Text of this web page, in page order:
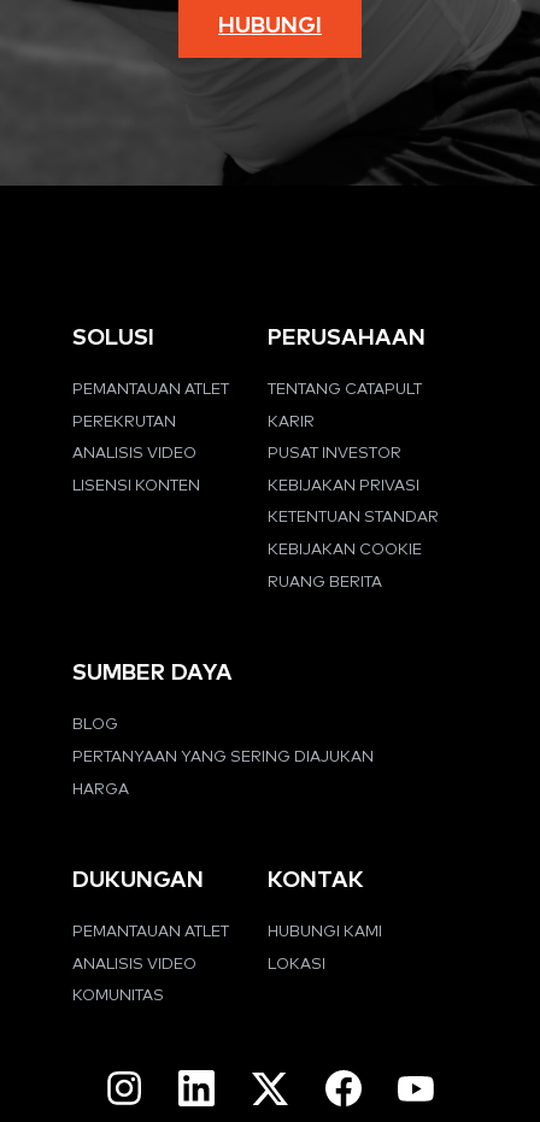
HUBUNGI
SOLUSI
PEMANTAUAN ATLET
PEREKRUTAN
ANALISIS VIDEO
LISENSI KONTEN
PERUSAHAAN
TENTANG CATAPULT
KARIR
PUSAT INVESTOR
KEBIJAKAN PRIVASI
KETENTUAN STANDAR
KEBIJAKAN COOKIE
RUANG BERITA
SUMBER DAYA
BLOG
PERTANYAAN YANG SERING DIAJUKAN
HARGA
DUKUNGAN
PEMANTAUAN ATLET
ANALISIS VIDEO
KOMUNITAS
KONTAK
HUBUNGI KAMI
LOKASI